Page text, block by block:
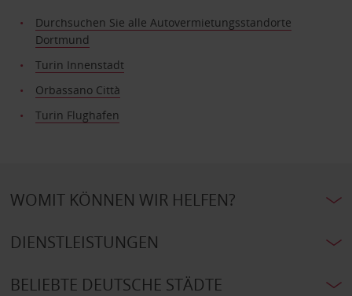
Durchsuchen Sie alle Autovermietungsstandorte
Dortmund
Turin Innenstadt
Orbassano Città
Turin Flughafen
WOMIT KÖNNEN WIR HELFEN?
DIENSTLEISTUNGEN
BELIEBTE DEUTSCHE STÄDTE